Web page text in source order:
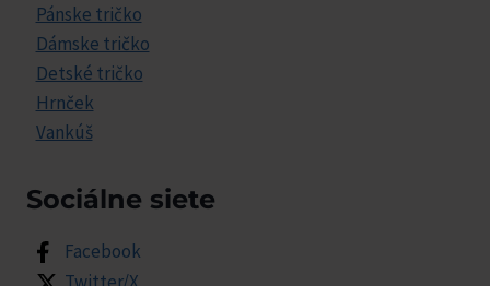
Pánske tričko
Dámske tričko
Detské tričko
Hrnček
Vankúš
Sociálne siete
Facebook